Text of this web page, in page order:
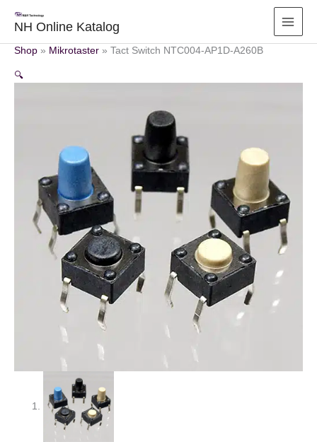
Inhalt
springen
NH Online Katalog
Shop » Mikrotaster » Tact Switch NTC004-AP1D-A260B
🔍